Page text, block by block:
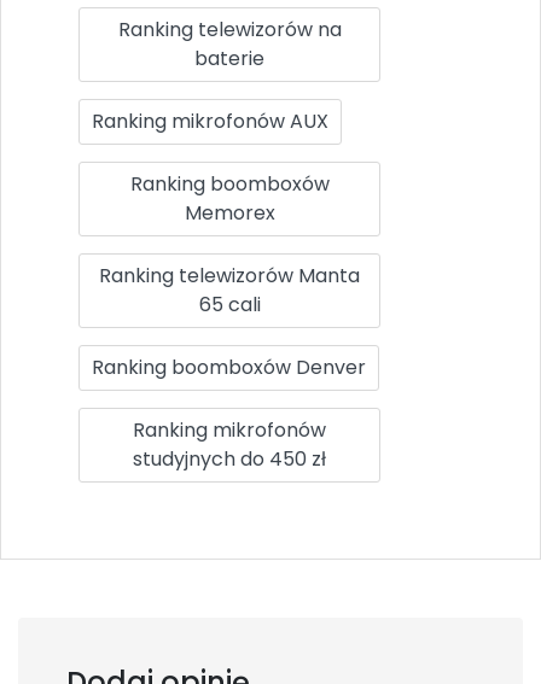
Ranking telewizorów na
baterie
Ranking mikrofonów AUX
Ranking boomboxów
Memorex
Ranking telewizorów Manta
65 cali
Ranking boomboxów Denver
Ranking mikrofonów
studyjnych do 450 zł